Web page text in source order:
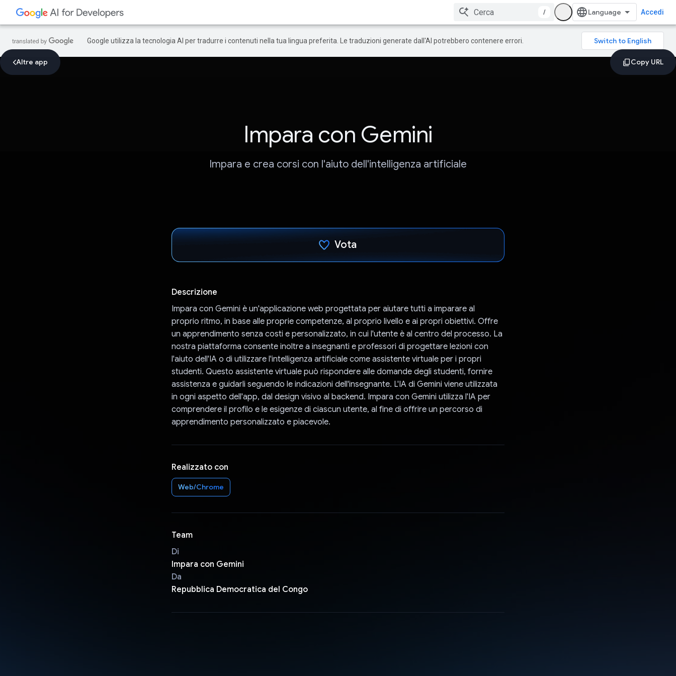
/ Accedi
Google utilizza la tecnologia AI per tradurre i contenuti nella tua lingua preferita. Le traduzioni generate dall'AI potrebbero contenere errori.
Altre app
Impara con Gemini
Impara e crea corsi con l'aiuto dell'intelligenza artificiale
Vota
Descrizione
Impara con Gemini è un'applicazione web progettata per aiutare tutti a imparare al
proprio ritmo, in base alle proprie competenze, al proprio livello e ai propri obiettivi. Offre
un apprendimento senza costi e personalizzato, in cui l'utente è al centro del processo. La
nostra piattaforma consente inoltre a insegnanti e professori di progettare lezioni con
l'aiuto dell'IA o di utilizzare l'intelligenza artificiale come assistente virtuale per i propri
studenti. Questo assistente virtuale può rispondere alle domande degli studenti, fornire
assistenza e guidarli seguendo le indicazioni dell'insegnante. L'IA di Gemini viene utilizzata
in ogni aspetto dell'app, dal design visivo al backend. Impara con Gemini utilizza l'IA per
comprendere il profilo e le esigenze di ciascun utente, al fine di offrire un percorso di
apprendimento personalizzato e piacevole.
Realizzato con
Web/Chrome
Team
Di
Impara con Gemini
Da
Repubblica Democratica del Congo